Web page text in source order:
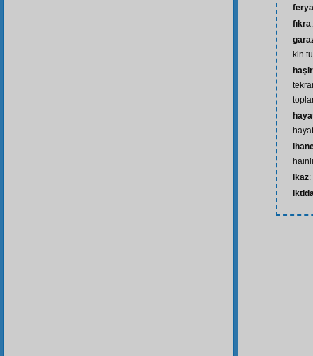
fıkra
kin
haşir
hayat
ikaz